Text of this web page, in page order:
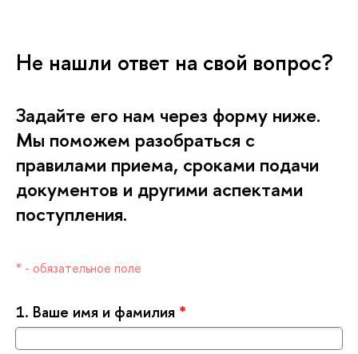
Не нашли ответ на свой вопрос?
Задайте его нам через форму ниже.
Мы поможем разобраться с
правилами приема, сроками подачи
документов и другими аспектами
поступления.
* - обязательное поле
1. аше имя и фамилия *